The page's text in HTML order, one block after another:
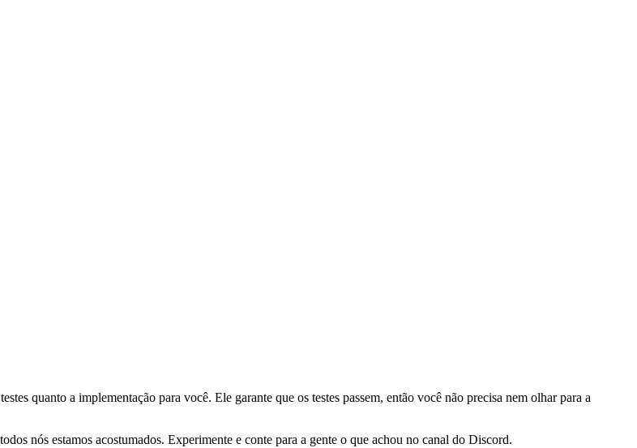
quanto a implementação para você. Ele garante que os testes passem, então você não precisa nem olhar para a
nós estamos acostumados. Experimente e conte para a gente o que achou no canal do Discord.